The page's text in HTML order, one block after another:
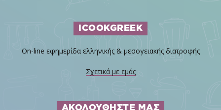
ICOOKGREEK
On-line εφημερίδα ελληνικής & μεσογειακής διατροφής
Σχετικά με εμάς